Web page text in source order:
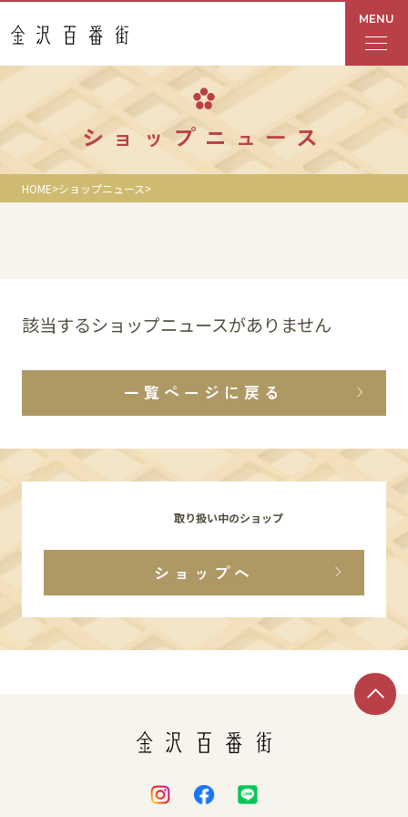
MENU
フロアガイド
あんと
Rinto
ショップニュース
イベント
館内サービス
施設からのお知らせ
スタッフ募集
ショップニュース
HOME ショップニュース
該当するショップニュースがありません
一覧ページに戻る
取り扱い中のショップ
ショップへ